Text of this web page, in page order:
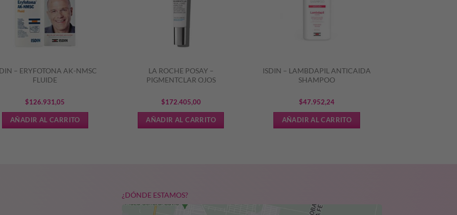
– ERYFOTONA AK-NMSC
FLUIDE
$126.931,05
AÑADIR AL CARRITO
LA ROCHE POSAY –
PIGMENTCLAR OJOS
$172.405,00
AÑADIR AL CARRITO
ISDIN – LAMBDAPIL ANTICAIDA
SHAMPOO
$47.952,24
AÑADIR AL CARRITO
¿DÓNDE ESTAMOS?